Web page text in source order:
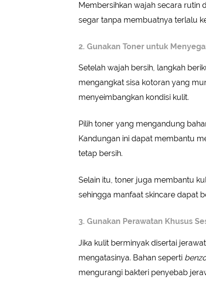
Membersihkan wajah secara rutin
segar tanpa membuatnya terlalu
2. Gunakan Toner untuk
Setelah wajah bersih, langkah
mengangkat sisa kotoran yang
menyeimbangkan kondisi kulit.
Pilih toner yang mengandung
Kandungan ini dapat membantu
tetap bersih.
Selain itu, toner juga membantu
sehingga manfaat skincare dapat
3. Gunakan Perawatan Khusus
Jika kulit berminyak disertai
mengatasinya. Bahan seperti
mengurangi bakteri penyebab